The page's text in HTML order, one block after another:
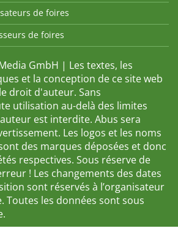
de foires
de foires
GmbH | Les textes, les
et la conception de ce site web
droit d'auteur. Sans
utilisation au-delà des limites
est interdite. Abus sera
Les logos et les noms
des marques déposées et donc
respectives. Sous réserve de
! Les changements des dates
sont réservés à l’organisateur
Toutes les données sont sous